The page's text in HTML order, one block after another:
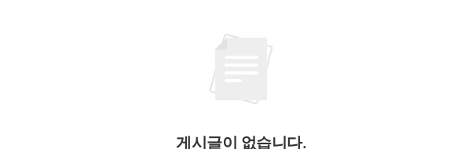
게시글이 없습니다.